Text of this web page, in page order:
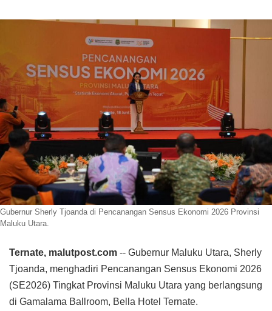
Gubernur Sherly Tjoanda di Pencanangan Sensus Ekonomi 2026 Provinsi
Maluku Utara.
Ternate, malutpost.com -- Gubernur Maluku Utara, Sherly
Tjoanda, menghadiri Pencanangan Sensus Ekonomi 2026
(SE2026) Tingkat Provinsi Maluku Utara yang berlangsung
di Gamalama Ballroom, Bella Hotel Ternate.